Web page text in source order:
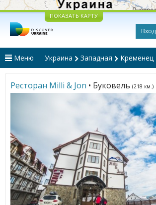
ПОКАЗАТЬ КАРТУ
Вход
Меню Украина Западная Кременец
Ресторан Milli & Jon • Буковель (218 км.)